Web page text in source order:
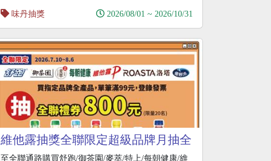
味丹抽獎
2026/08/01 ~ 2026/10/31
維他露抽獎全聯限定超級品牌月抽全
聯禮券
至全聯通路購買舒跑/御茶園/麥萃/特上/每朝健康/維